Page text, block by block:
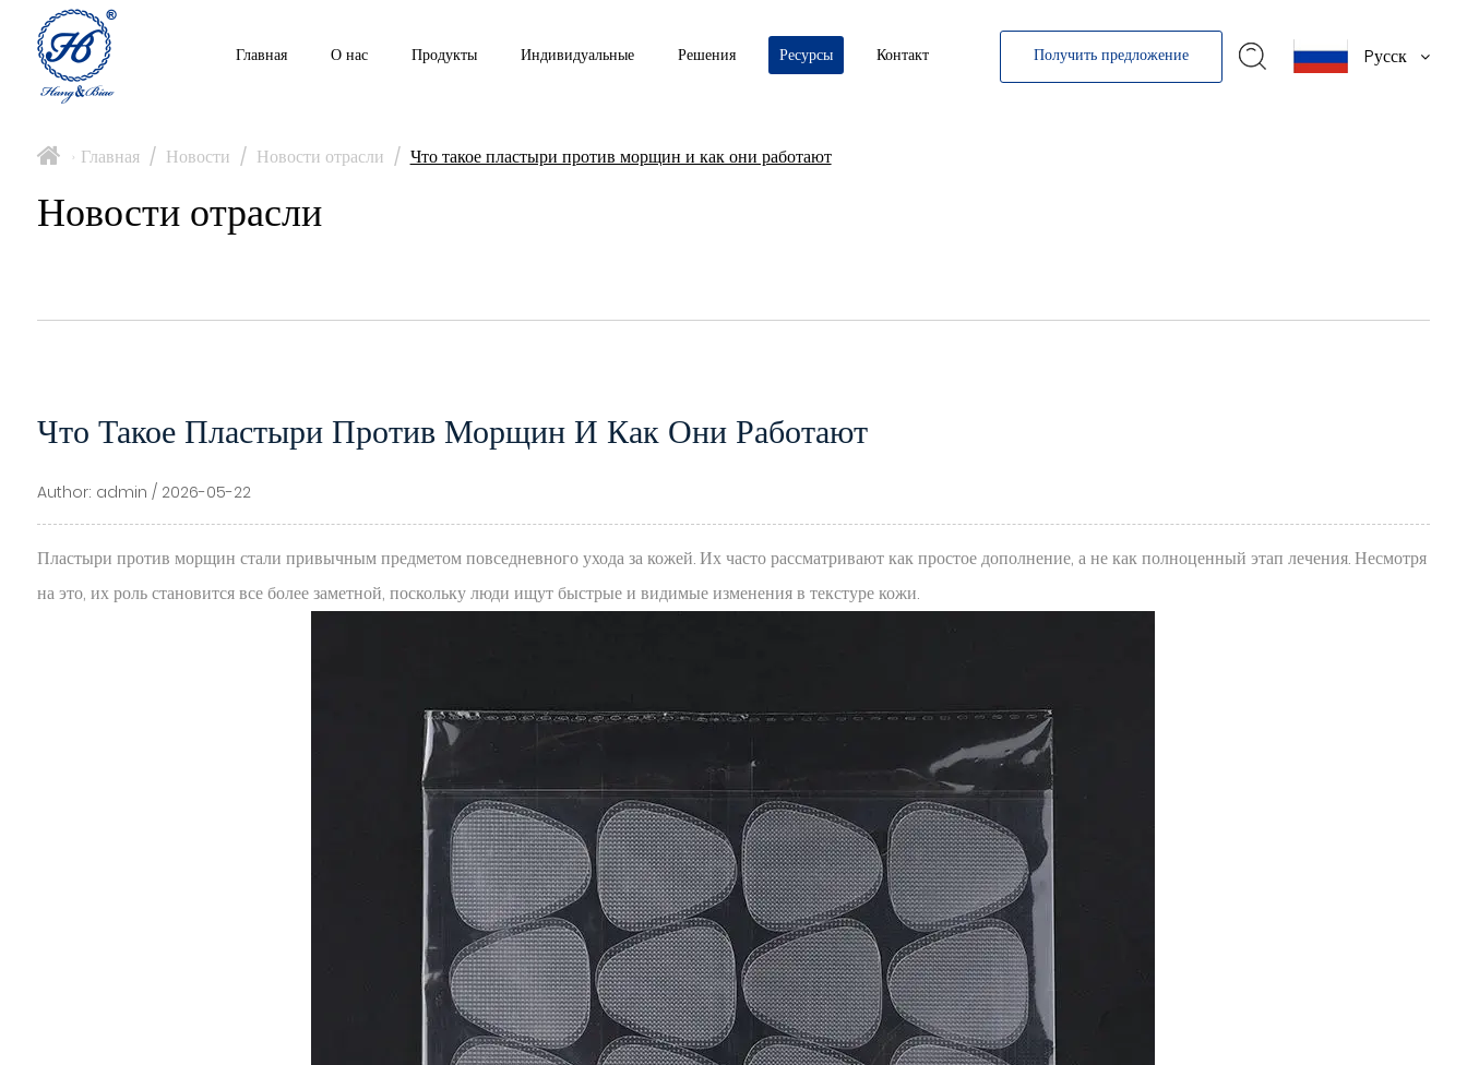
Главная О нас Продукты Индивидуальные Решения Ресурсы Контакт Получить предложение Pусск
> Главная / Новости / Новости отрасли / Что такое пластыри против морщин и как они работают
Новости отрасли
Что Такое Пластыри Против Морщин И Как Они Работают
Author: admin / 2026-05-22
Пластыри против морщин стали привычным предметом повседневного ухода за кожей. Их часто рассматривают как простое дополнение, а не как полноценный этап лечения. Несмотря
на это, их роль становится все более заметной, поскольку люди ищут быстрые и видимые изменения в текстуре кожи.